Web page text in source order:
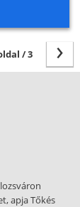
›
/ 3
apja Tőkés